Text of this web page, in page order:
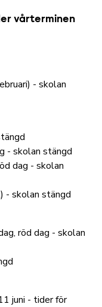
vårterminen
- skolan
- skolan stängd
dag - skolan
- skolan stängd
röd dag - skolan
juni - tider för